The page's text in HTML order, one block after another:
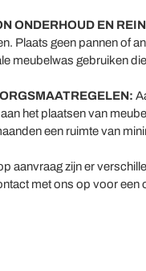
ONDERHOUD EN
Plaats geen pannen of
meubelwas gebruiken
het plaatsen van
een ruimte van
aanvraag zijn er
met ons op voor een